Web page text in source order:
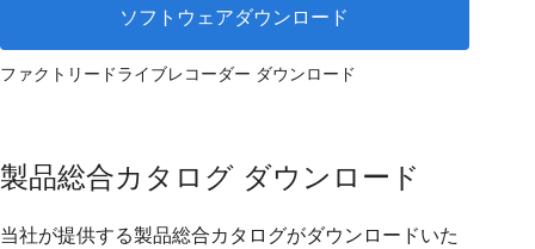
ソフトウェアダウンロード
ファクトリードライブレコーダー ダウンロード
製品総合カタログ ダウンロード
当社が提供する製品総合カタログがダウンロードいた